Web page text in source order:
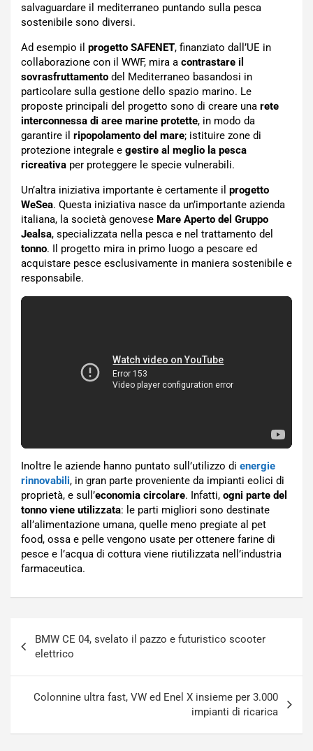
salvaguardare il mediterraneo puntando sulla pesca
sostenibile sono diversi.
Ad esempio il progetto SAFENET, finanziato dall’UE in
collaborazione con il WWF, mira a contrastare il
sovrasfruttamento del Mediterraneo basandosi in
particolare sulla gestione dello spazio marino. Le
proposte principali del progetto sono di creare una rete
interconnessa di aree marine protette, in modo da
garantire il ripopolamento del mare; istituire zone di
protezione integrale e gestire al meglio la pesca
ricreativa per proteggere le specie vulnerabili.
Un’altra iniziativa importante è certamente il progetto
WeSea. Questa iniziativa nasce da un’importante azienda
italiana, la società genovese Mare Aperto del Gruppo
Jealsa, specializzata nella pesca e nel trattamento del
tonno. Il progetto mira in primo luogo a pescare ed
acquistare pesce esclusivamente in maniera sostenibile e
responsabile.
Inoltre le aziende hanno puntato sull’utilizzo di energie
rinnovabili, in gran parte proveniente da impianti eolici di
proprietà, e sull’economia circolare. Infatti, ogni parte del
tonno viene utilizzata: le parti migliori sono destinate
all’alimentazione umana, quelle meno pregiate al pet
food, ossa e pelle vengono usate per ottenere farine di
pesce e l’acqua di cottura viene riutilizzata nell’industria
farmaceutica.
articoli
BMW CE 04, svelato il pazzo e futuristico scooter
elettrico
Colonnine ultra fast, VW ed Enel X insieme per 3.000
impianti di ricarica